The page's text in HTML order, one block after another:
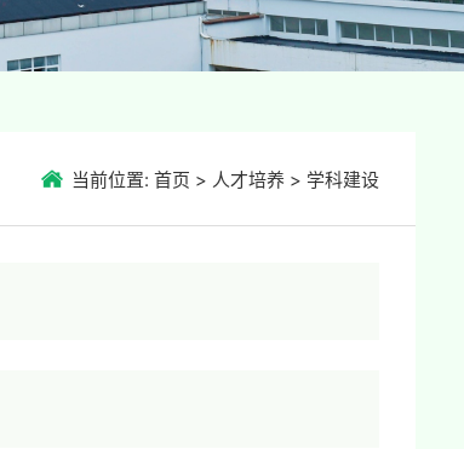
当前位置: 首页 > 人才培养 > 学科建设